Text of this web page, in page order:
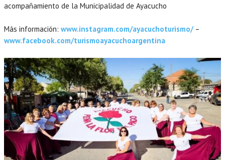
acompañamiento de la Municipalidad de Ayacucho
Más información: www.instagram.com/ayacuchoturismo/–
www.facebook.com/turismoayacuchoargentina